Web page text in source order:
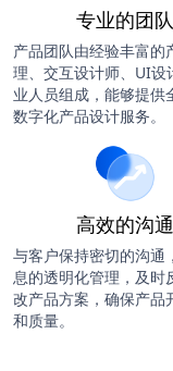
专业的团队
产品团队由经验丰富的
理、交互设计师、UI设
业人员组成，能够提供
数字化产品设计服务。
高效的沟通
与客户保持密切的沟通
息的透明化管理，及时
改产品方案，确保产品
和质量。